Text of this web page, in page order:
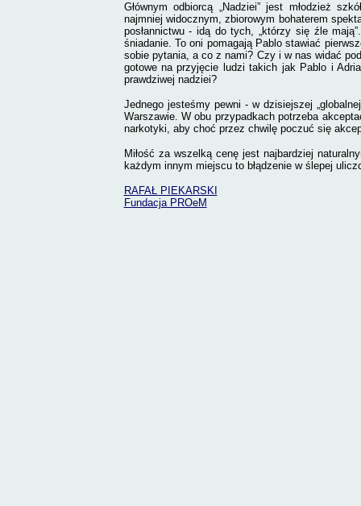
Głównym odbiorcą „Nadziei” jest młodzież
najmniej widocznym, zbiorowym bohaterem
posłannictwu - idą do tych, „którzy się źle
śniadanie. To oni pomagają Pablo stawiać
sobie pytania, a co z nami? Czy i w nas widać
gotowe na przyjęcie ludzi takich jak Pablo i
prawdziwej nadziei?
Jednego jesteśmy pewni - w dzisiejszej
Warszawie. W obu przypadkach potrzeba
narkotyki, aby choć przez chwilę poczuć się
Miłość za wszelką cenę jest najbardziej
każdym innym miejscu to błądzenie w ślepej
RAFAŁ PIEKARSKI
Fundacja PROeM